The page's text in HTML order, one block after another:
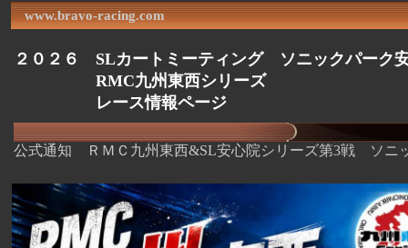
www.bravo-racing.com
２０２６ SLカートミーティング ソニックパーク
RMC九州東西シリーズ
レース情報ページ
公式通知 ＲＭＣ九州東西&SL安心院シリーズ第3戦 ソニ